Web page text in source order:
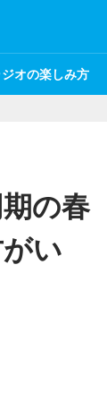
オの楽しみ方
の春
い